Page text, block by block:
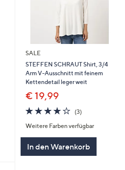
SALE
STEFFEN SCHRAUT Shirt, 3/4
Arm V-Ausschnitt mit feinem
Kettendetail leger weit
€ 19,99
3.7
von
5
(3)3
Weitere Farben verfügbar
In den Warenkorb